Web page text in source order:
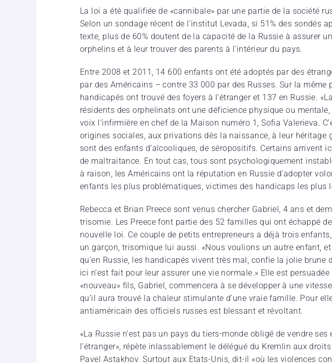
La loi a été qualifiée de «cannibale» par une partie de la société
Selon un sondage récent de l’institut Levada, si 51% des sondés
texte, plus de 60% doutent de la capacité de la Russie à assurer
orphelins et à leur trouver des parents à l’intérieur du pays.
Entre 2008 et 2011, 14 600 enfants ont été adoptés par des
par des Américains – contre 33 000 par des Russes. Sur la même
handicapés ont trouvé des foyers à l’étranger et 137 en Russie.
résidents des orphelinats ont une déficience physique ou
voix l’infirmière en chef de la Maison numéro 1, Sofia Valerieva.
origines sociales, aux privations dès la naissance, à leur héritage
sont des enfants d’alcooliques, de séropositifs. Certains arrivent
de maltraitance. En tout cas, tous sont psychologiquement
à raison, les Américains ont la réputation en Russie d’adopter
enfants les plus problématiques, victimes des handicaps les plus
Rebecca et Brian Preece sont venus chercher Gabriel, 4 ans et
trisomie. Les Preece font partie des 52 familles qui ont échappé
nouvelle loi. Ce couple de petits entrepreneurs a déjà trois
un garçon, trisomique lui aussi. «Nous voulions un autre enfant,
qu’en Russie, les handicapés vivent très mal, confie la jolie brune
ici n’est fait pour leur assurer une vie normale.» Elle est persuadée
«nouveau» fils, Gabriel, commencera à se développer à une
qu’il aura trouvé la chaleur stimulante d’une vraie famille. Pour
antiaméricain des officiels russes est blessant et révoltant.
«La Russie n’est pas un pays du tiers-monde obligé de vendre ses
l’étranger», répète inlassablement le délégué du Kremlin aux droits
Pavel Astakhov. Surtout aux Etats-Unis, dit-il «où les violences